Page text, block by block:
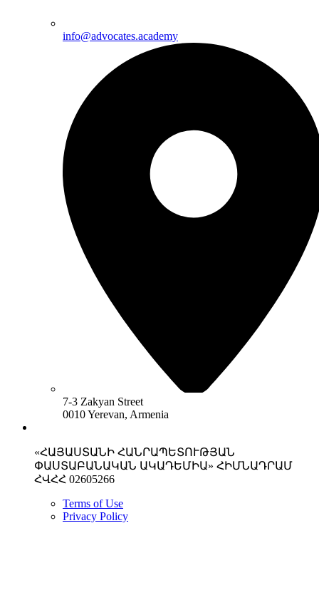
info@advocates.academy
7-3 Zakyan Street
0010 Yerevan, Armenia
«ՀԱՅԱՍՏԱՆԻ ՀԱՆՐԱՊԵՏՈՒԹՅԱՆ
ՓԱՍՏԱԲԱՆԱԿԱՆ ԱԿԱԴԵՄԻԱ» ՀԻՄՆԱԴՐԱՄ
ՀՎՀՀ 02605266
Terms of Use
Privacy Policy